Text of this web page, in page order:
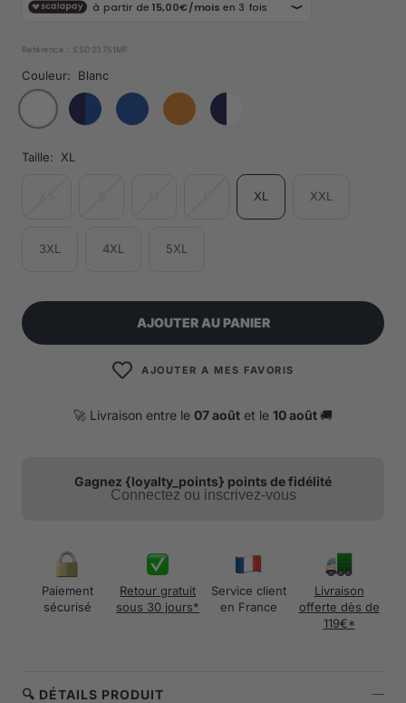
vente
Référence : SSD23751MF
Couleur: Blanc
Taille: XL
XL XXL
3XL 4XL 5XL
AJOUTER AU PANIER
AJOUTER A MES FAVORIS
🚀 Livraison entre le 07 août et le 10 août 🚚
Gagnez {loyalty_points} points de fidélité
Connectez ou inscrivez-vous
Paiement
sécurisé
Retour gratuit
sous 30 jours*
Service client
en France
Livraison
offerte dès de
119€*
🔍 DÉTAILS PRODUIT